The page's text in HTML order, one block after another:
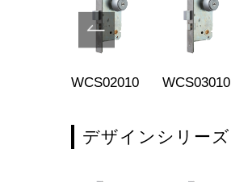
WCS02010 WCS03010
デザインシリーズ